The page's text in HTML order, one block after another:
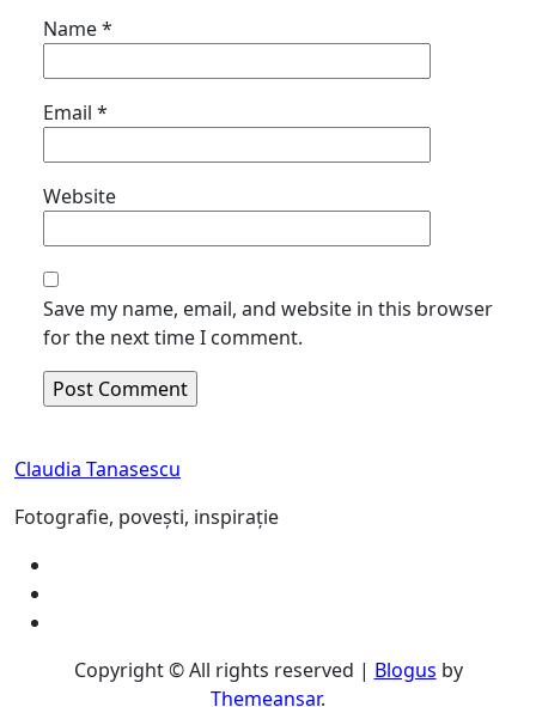
Name*
Email *
Website
Save my name, email, and website in this browser
for the next time I comment.
Claudia Tanasescu
Fotografie, povești, inspirație
Copyright © All rights reserved | Blogus by
Themeansar.